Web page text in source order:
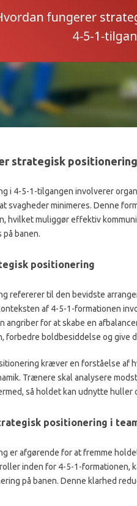
strategisk
i 4-5-1-tilgangen involverer
svagheder minimeres. Denne
hvilket muliggør effektiv
banen.
positionering
refererer til den bevidste
af 4-5-1-formationen
angriber for at skabe en
forbedre boldbesiddelse og give
kræver en forståelse af
Trænere skal analysere
så holdet kan udnytte huller
positionering i
er afgørende for at fremme
inden for 4-5-1-formationen,
på banen. Denne klarhed